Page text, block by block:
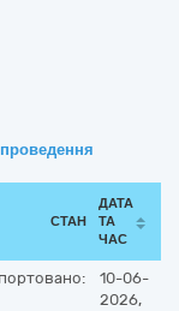
СТАН
ДАТА
ТА
ЧАС
10-06-
2026,